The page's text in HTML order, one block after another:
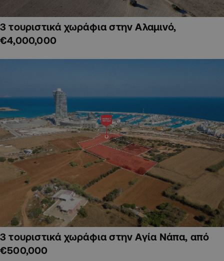
3 τουριστικά χωράφια στην Αλαμινό,
€4,000,000
3 τουριστικά χωράφια στην Αγία Νάπα, από
€500,000